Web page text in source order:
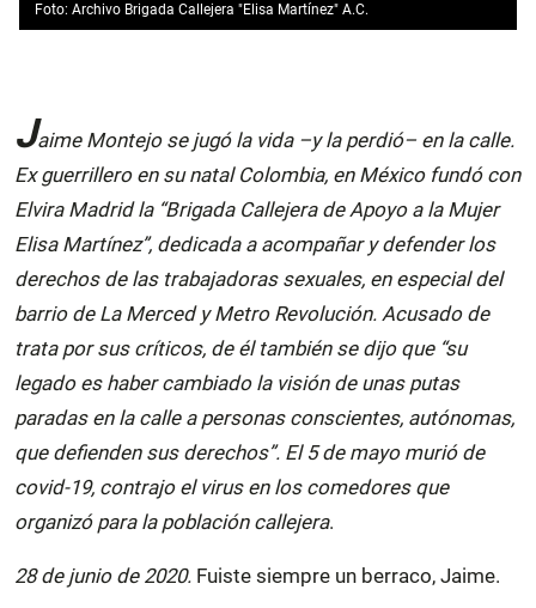
Foto: Archivo Brigada Callejera "Elisa Martínez" A.C.
Jaime Montejo se jugó la vida –y la perdió– en la calle.
Ex guerrillero en su natal Colombia, en México fundó con
Elvira Madrid la “Brigada Callejera de Apoyo a la Mujer
Elisa Martínez”, dedicada a acompañar y defender los
derechos de las trabajadoras sexuales, en especial del
barrio de La Merced y Metro Revolución. Acusado de
trata por sus críticos, de él también se dijo que “su
legado es haber cambiado la visión de unas putas
paradas en la calle a personas conscientes, autónomas,
que defienden sus derechos”. El 5 de mayo murió de
covid-19, contrajo el virus en los comedores que
organizó para la población callejera.
28 de junio de 2020. Fuiste siempre un berraco, Jaime.